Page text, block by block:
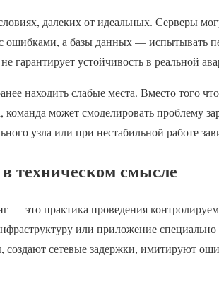
далеких от идеальных. Серверы
ошибками, а базы данных — испытывать
гарантирует устойчивость в реальной
находить слабые места. Вместо того
может смоделировать проблему
узла или при нестабильной работе
техническом смысле
— это практика проведения
или приложение специально
сетевые задержки, имитируют